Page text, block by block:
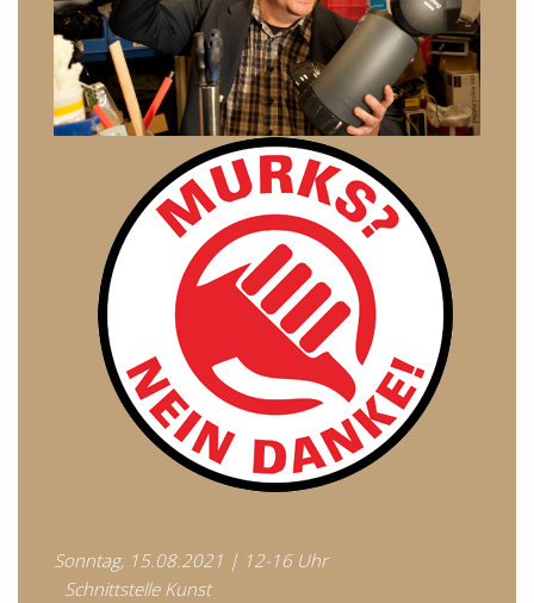
Sonntag, 15.08.2021 | 12-16 Uhr
Schnittstelle Kunst